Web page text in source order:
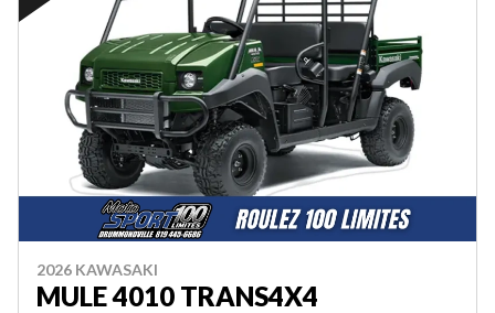
2026 KAWASAKI
MULE 4010 TRANS4X4